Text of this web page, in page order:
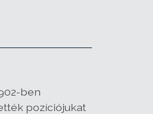
ben
pozíciójukat